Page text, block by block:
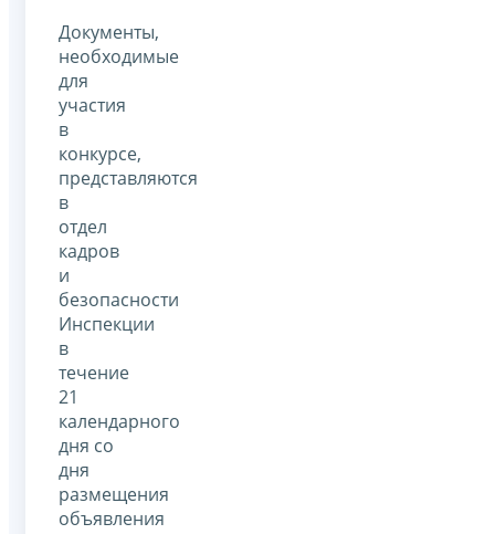
Документы,
необходимые
для
участия
в
конкурсе,
представляются
в
отдел
кадров
и
безопасности
Инспекции
в
течение
21
календарного
дня со
дня
размещения
объявления